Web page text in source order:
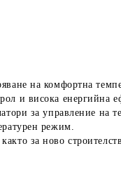
на комфортна
и висока енергийна
за управление на
режим.
за ново